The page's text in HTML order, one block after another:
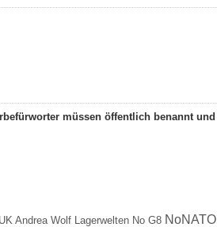
müssen öffentlich benannt und
Andrea Wolf Lagerwelten No G8 NoNATO